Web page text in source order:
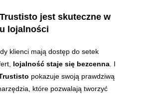
jest skuteczne w
lojalności
klienci mają dostęp do setek
lojalność staje się bezcenna . I
pokazuje swoją prawdziwą
które pozwalają tworzyć